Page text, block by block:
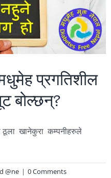
प्रगतिशील
बोल्छन्?
ठूला खानेकुरा कम्पनीहरुले
@ne | 0 Comments